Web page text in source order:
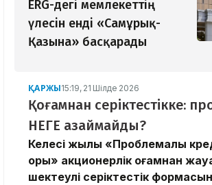
ERG-дегі мемлекеттің
үлесін енді «Самұрық-
Қазына» басқарады
ҚАРЖЫ15:19, 21 Шілде 2026
Қоғамнан серіктестікке:
НЕГЕ азаймайды?
Келесі жылы «Проблемалық
қоры» акционерлік қоғамнан
шектеулі серіктестік